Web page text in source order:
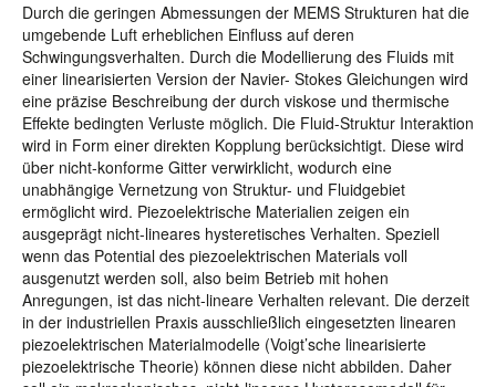
Durch die geringen Abmessungen der MEMS Strukturen hat die
umgebende Luft erheblichen Einfluss auf deren
Schwingungsverhalten. Durch die Modellierung des Fluids mit
einer linearisierten Version der Navier- Stokes Gleichungen wird
eine präzise Beschreibung der durch viskose und thermische
Effekte bedingten Verluste möglich. Die Fluid-Struktur Interaktion
wird in Form einer direkten Kopplung berücksichtigt. Diese wird
über nicht-konforme Gitter verwirklicht, wodurch eine
unabhängige Vernetzung von Struktur- und Fluidgebiet
ermöglicht wird. Piezoelektrische Materialien zeigen ein
ausgeprägt nicht-lineares hysteretisches Verhalten. Speziell
wenn das Potential des piezoelektrischen Materials voll
ausgenutzt werden soll, also beim Betrieb mit hohen
Anregungen, ist das nicht-lineare Verhalten relevant. Die derzeit
in der industriellen Praxis ausschließlich eingesetzten linearen
piezoelektrischen Materialmodelle (Voigt’sche linearisierte
piezoelektrische Theorie) können diese nicht abbilden. Daher